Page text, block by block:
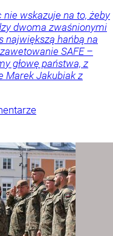
wskazuje na to, żeby
dwoma zwaśnionymi
największą hańbą na
SAFE –
głowę państwa, z
Marek Jakubiak z